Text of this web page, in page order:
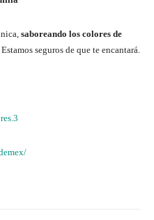
saboreando los colores de
Estamos seguros de que te encantará.